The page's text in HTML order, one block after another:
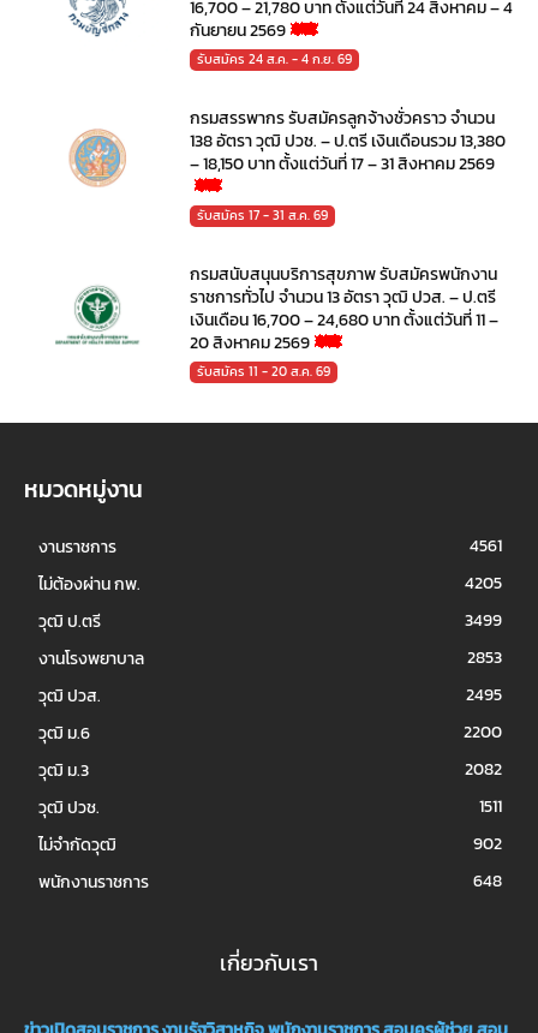
16,700 – 21,780 บาท ตั้งแต่วันที่ 24 สิงหาคม – 4
กันยายน 2569
รับสมัคร 24 ส.ค. - 4 ก.ย. 69
กรมสรรพากร รับสมัครลูกจ้างชั่วคราว จำนวน
138 อัตรา วุฒิ ปวช. – ป.ตรี เงินเดือนรวม 13,380
– 18,150 บาท ตั้งแต่วันที่ 17 – 31 สิงหาคม 2569
รับสมัคร 17 - 31 ส.ค. 69
กรมสนับสนุนบริการสุขภาพ รับสมัครพนักงาน
ราชการทั่วไป จำนวน 13 อัตรา วุฒิ ปวส. – ป.ตรี
เงินเดือน 16,700 – 24,680 บาท ตั้งแต่วันที่ 11 –
20 สิงหาคม 2569
รับสมัคร 11 - 20 ส.ค. 69
หมวดหมู่งาน
งานราชการ
4561
ไม่ต้องผ่าน กพ.
4205
วุฒิ ป.ตรี
3499
งานโรงพยาบาล
2853
วุฒิ ปวส.
2495
วุฒิ ม.6
2200
วุฒิ ม.3
2082
วุฒิ ปวช.
1511
ไม่จำกัดวุฒิ
902
พนักงานราชการ
648
เกี่ยวกับเรา